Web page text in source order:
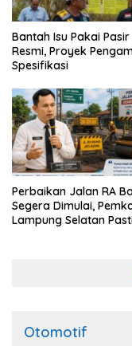
Bantah Isu Pakai
Resmi, Proyek
Spesifikasi
Perbaikan Jalan RA
Segera Dimulai,
Lampung Selatan
Otomotif